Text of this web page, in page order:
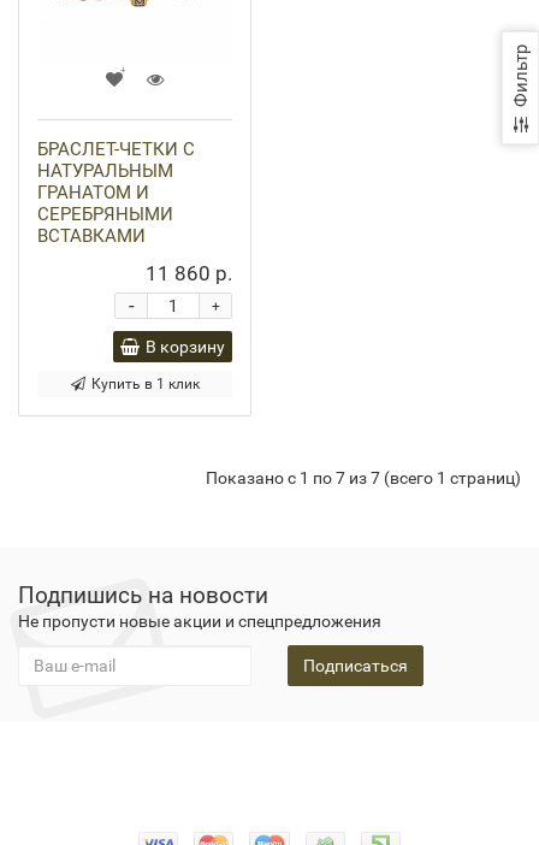
Фильтр
БРАСЛЕТ-ЧЕТКИ С
НАТУРАЛЬНЫМ
ГРАНАТОМ И
СЕРЕБРЯНЫМИ
ВСТАВКАМИ
11 860 р.
+
-
В корзину
Купить в 1 клик
Показано с 1 по 7 из 7 (всего 1 страниц)
Подпишись на новости
Не пропусти новые акции и спецпредложения
Подписаться